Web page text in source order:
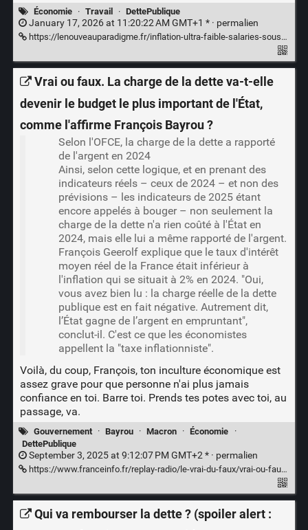
Économie · Travail · DettePublique
January 17, 2026 at 11:20:22 AM GMT+1 * · permalien
https://lenouveauparadigme.fr/inflation-ultra-faible-salaries-sous-pression-cette-competitivite-dont-il-faudrait-se-feliciter/
Vrai ou faux. La charge de la dette va-t-elle
devenir le budget le plus important de l'État,
comme l'affirme François Bayrou ?
Selon l'OFCE, la charge de la dette a rapporté
de l'argent en 2024
Ainsi, selon cette logique, et en prenant des
indicateurs réels – ceux de 2024 – et non des
prévisions – les indicateurs de 2025 étant
encore appelés à bouger – non seulement la
charge de la dette n'a rien coûté à l'État en
2024, mais elle lui a même rapporté de l'argent.
François Geerolf explique que le taux d'intérêt
moyen réel de la France était inférieur à
l'inflation qui se situait à 2% en 2024. "Oui,
vous avez bien lu : la charge réelle de la dette
publique est en fait négative. Autrement dit,
l’État gagne de l’argent en empruntant",
conclut-il. C'est ce que les économistes
appellent la "taxe inflationniste".
Voilà, du coup, François, ton inculture économique est
assez grave pour que personne n'ai plus jamais
confiance en toi. Barre toi. Prends tes potes avec toi, au
passage, va.
Gouvernement · Bayrou · Macron · Économie
·
DettePublique
September 3, 2025 at 9:12:07 PM GMT+2 * · permalien
https://www.franceinfo.fr/replay-radio/le-vrai-du-faux/vrai-ou-faux-la-charge-de-la-dette-va-t-elle-devenir-le-budget-le-plus-important-de-l-etat-comme-l-affirme-francois-bayrou_7356237.html
Qui va rembourser la dette ? (spoiler alert :